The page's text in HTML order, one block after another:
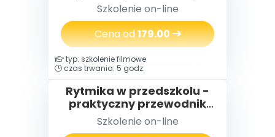
Szkolenie on-line
Cena od179.00
typ: szkolenie filmowe
czas trwania: 5 godz.
Rytmika w przedszkolu -
praktyczny przewodnik
dla nauczycieli
Szkolenie on-line